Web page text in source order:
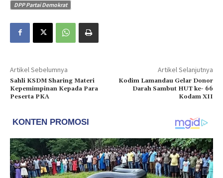
DPP Partai Demokrat
Artikel Sebelumnya
Sahli KSDM Sharing Materi
Kepemimpinan Kepada Para
Peserta PKA
Artikel Selanjutnya
Kodim Lamandau Gelar Donor
Darah Sambut HUT ke- 66
Kodam XII